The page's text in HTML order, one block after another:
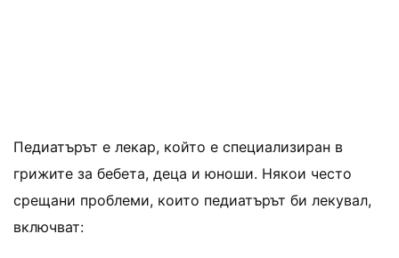
Педиатърът е лекар, който е специализиран в
грижите за бебета, деца и юноши. Някои често
срещани проблеми, които педиатърът би лекувал,
включват: